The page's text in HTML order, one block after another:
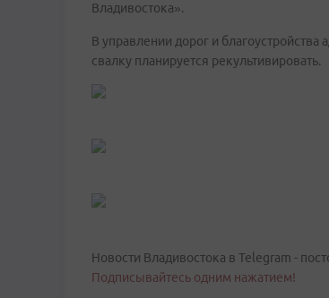
Владивостока».
В управлении дорог и
свалку планируется рекультивировать.
Новости Владивостока в Telegram -
Подписывайтесь одним нажатием!